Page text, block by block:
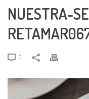
NUESTRA-
0